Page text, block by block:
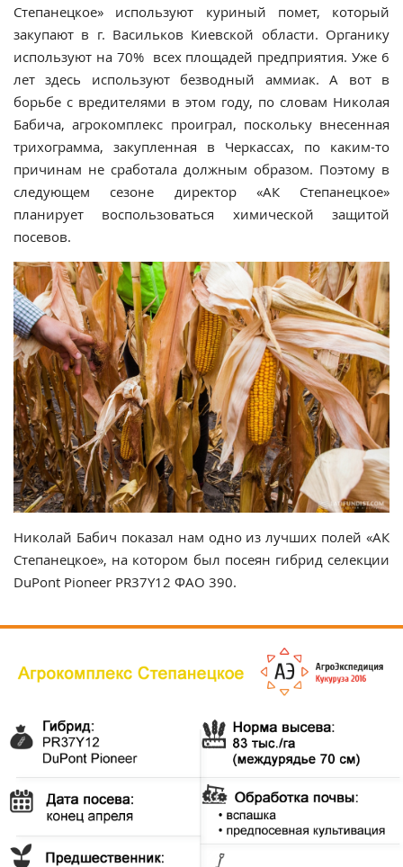
Степанецкое» используют куриный помет, который
закупают в г. Васильков Киевской области. Органику
используют на 70% всех площадей предприятия. Уже 6
лет здесь используют безводный аммиак. А вот в
борьбе с вредителями в этом году, по словам Николая
Бабича, агрокомплекс проиграл, поскольку внесенная
трихограмма, закупленная в Черкассах, по каким-то
причинам не сработала должным образом. Поэтому в
следующем сезоне директор «АК Степанецкое»
планирует воспользоваться химической защитой
посевов.
Николай Бабич показал нам одно из лучших полей «АК
Степанецкое», на котором был посеян гибрид селекции
DuPont Pioneer PR37Y12 ФАО 390.